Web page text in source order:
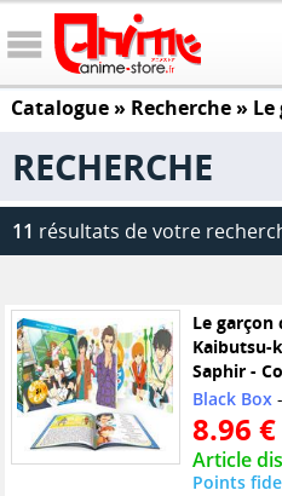
Catalogue» Recherche »
RECHERCHE
11 résultats de votre
Le garçon
Kaibutsu-
Saphir -
Black Box-
8.96 €
Article
Points